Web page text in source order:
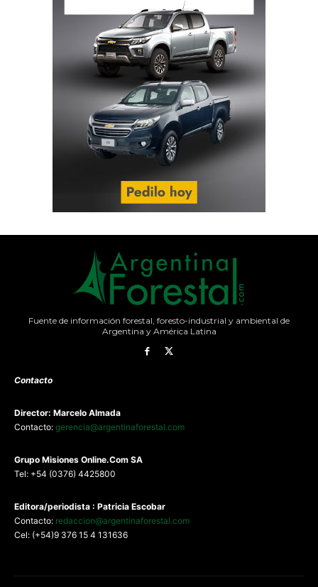
Fuente de información forestal, foresto-industrial y ambiental de
Argentina y América Latina
Contacto
Director: Marcelo Almada
Contacto: gerencia@argentinaforestal.com
Grupo Misiones Online.Com SA
Tel: +54 (0376) 4425800
Editora/periodista : Patricia Escobar
Contacto: redaccion@argentinaforestal.com
Cel: (+54)9 376 15 4 131636